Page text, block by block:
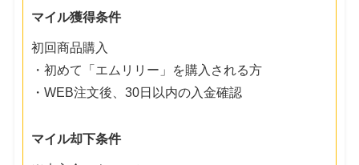
マイル獲得条件
初回商品購入
・初めて「エムリリー」を購入される方
・WEB注文後、30日以内の入金確認
マイル却下条件